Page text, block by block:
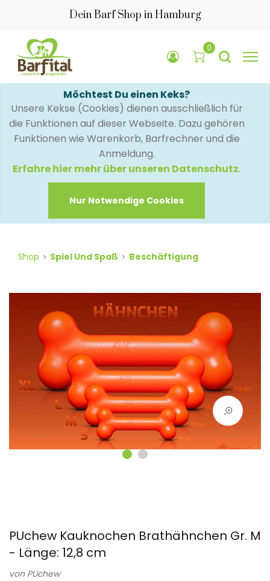
Dein Barf Shop in Hamburg
0
Möchtest Du einen Keks?
Unsere Kekse (Cookies) dienen ausschließlich für
die Funktionen auf dieser Webseite. Dazu gehören
Funktionen wie Warenkorb, Barfrechner und die
Anmeldung.
Erfahre hier mehr über unseren Datenschutz.
Nur Notwendige Cookies
Shop Spiel Und Spaß Beschäftigung
PUchew Kauknochen Brathähnchen Gr. M
- Länge: 12,8 cm
von PUchew